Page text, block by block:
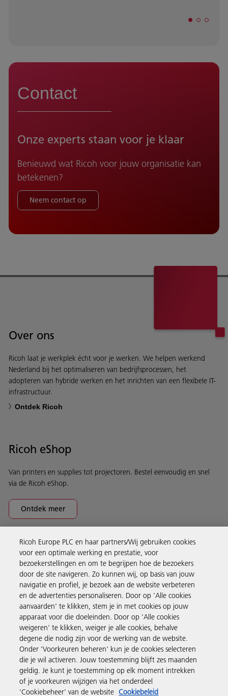
Contact
Onze experts staan voor je klaar
Benieuwd wat Ricoh voor jouw organisatie kan
betekenen?
Neem contact op
Over ons
Ricoh laat je werkplek écht voor je werken. We helpen werkend
Nederland bij het optimaliseren van bedrijfsprocessen, het
adopteren van hybride werken en het inrichten van een flexibele IT-
infrastructuur.
Ontdek Ricoh
Ricoh eShop
Van printers en supplies tot projectoren. Bestel eenvoudig en snel
via de Ricoh eShop.
Ontdek meer
Business Solutions
Producten en services
Support en contact
Inspiratie
Volg Ricoh
Ricoh Europe PLC en haar partners/Wij gebruiken cookies
voor een optimale werking en prestatie, voor
bezoekerstellingen en om te begrijpen hoe de bezoekers
door de site navigeren. Zo kunnen wij, op basis van jouw
navigatie en profiel, je bezoek aan de website verbeteren
en de advertenties personaliseren. Door op 'Alle cookies
aanvaarden' te klikken, stem je in met cookies op jouw
apparaat voor die doeleinden. Door op 'Alle cookies
weigeren' te klikken, weiger je alle cookies, behalve
degene die nodig zijn voor de werking van de website.
Onder 'Voorkeuren beheren' kun je de cookies selecteren
die je wil activeren. Jouw toestemming blijft zes maanden
geldig. Je kunt je toestemming op elk moment intrekken
of je voorkeuren wijzigen via het onderdeel
'Cookiebeheer' van de website Cookiebeleid